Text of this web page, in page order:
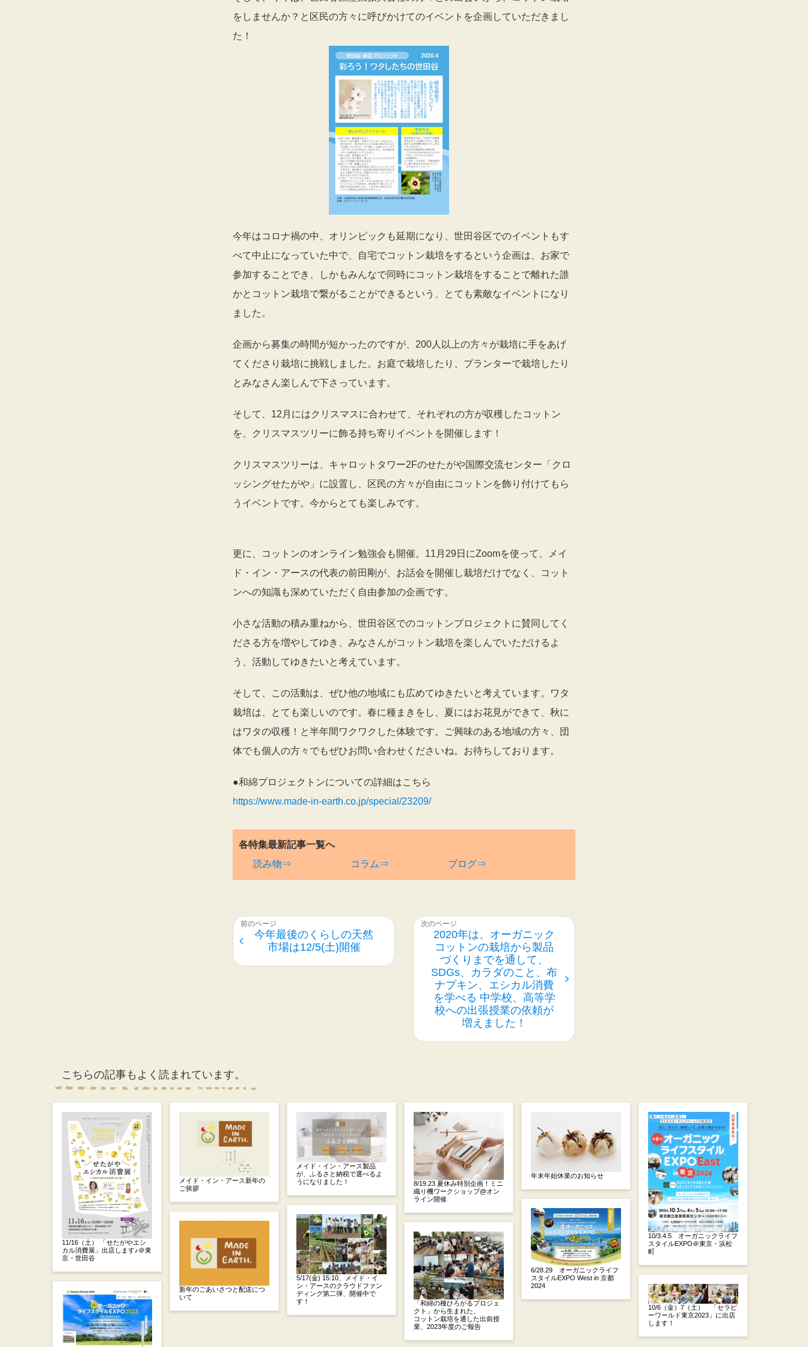
をしませんか？と区民の方々に呼びかけてのイベントを企画していただきまし
た！
今年はコロナ禍の中、オリンピックも延期になり、世田谷区でのイベントもす
べて中止になっていた中で、自宅でコットン栽培をするという企画は、お家で
参加することでき、しかもみんなで同時にコットン栽培をすることで離れた誰
かとコットン栽培で繋がることができるという、とても素敵なイベントになり
ました。
企画から募集の時間が短かったのですが、200人以上の方々が栽培に手をあげ
てくださり栽培に挑戦しました。お庭で栽培したり、プランターで栽培したり
とみなさん楽しんで下さっています。
そして、12月にはクリスマスに合わせて、それぞれの方が収穫したコットン
を、クリスマスツリーに飾る持ち寄りイベントを開催します！
クリスマスツリーは、キャロットタワー2Fのせたがや国際交流センター「クロ
ッシングせたがや」に設置し、区民の方々が自由にコットンを飾り付けてもら
うイベントです。今からとても楽しみです。
更に、コットンのオンライン勉強会も開催。11月29日にZoomを使って、メイ
ド・イン・アースの代表の前田剛が、お話会を開催し栽培だけでなく、コット
ンへの知識も深めていただく自由参加の企画です。
小さな活動の積み重ねから、世田谷区でのコットンプロジェクトに賛同してく
ださる方を増やしてゆき、みなさんがコットン栽培を楽しんでいただけるよ
う、活動してゆきたいと考えています。
そして、この活動は、ぜひ他の地域にも広めてゆきたいと考えています。ワタ
栽培は、とても楽しいのです。春に種まきをし、夏にはお花見ができて、秋に
はワタの収穫！と半年間ワクワクした体験です。ご興味のある地域の方々、団
体でも個人の方々でもぜひお問い合わせくださいね。お待ちしております。
●和綿プロジェクトンについての詳細はこちら
https://www.made-in-earth.co.jp/special/23209/
各特集最新記事一覧へ
読み物⇒
コラム⇒ ブログ⇒
今年最後のくらしの天然
市場は12/5(土)開催
2020年は、オーガニック
コットンの栽培から製品
づくりまでを通して、
SDGs、カラダのこと、布
ナプキン、エシカル消費
を学べる 中学校、高等学
校への出張授業の依頼が
増えました！
こちらの記事もよく読まれています。
11/16（土） 「せたがやエシ
カル消費展」出店します♪＠東
京・世田谷
メイド・イン・アース新年の
ご挨拶
新年のごあいさつと配送につ
いて
メイド・イン・アース製品
が、ふるさと納税で選べるよ
うになりました！
5/17(金) 15:10、メイド・イ
ン・アースのクラウドファン
ディング第二弾、開催中で
す！
8/19.23 夏休み特別企画！ミニ
織り機ワークショップ@オン
ライン開催
「和綿の種ひろがるプロジェ
クト」から生まれた、
コットン栽培を通した出前授
業、2023年度のご報告
年末年始休業のお知らせ
6/28.29 オーガニックライフ
スタイルEXPO West in 京都
2024
10/3.4.5 オーガニックライフ
スタイルEXPO＠東京・浜松
町
10/6（金）7（土） 「セラピ
ーワールド東京2023」に出店
します！